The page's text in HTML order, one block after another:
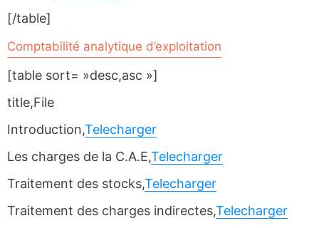
[/table]
Comptabilité analytique d’exploitation
[table sort= »desc,asc »]
title,File
Introduction,Telecharger
Les charges de la C.A.E,Telecharger
Traitement des stocks,Telecharger
Traitement des charges indirectes,Telecharger